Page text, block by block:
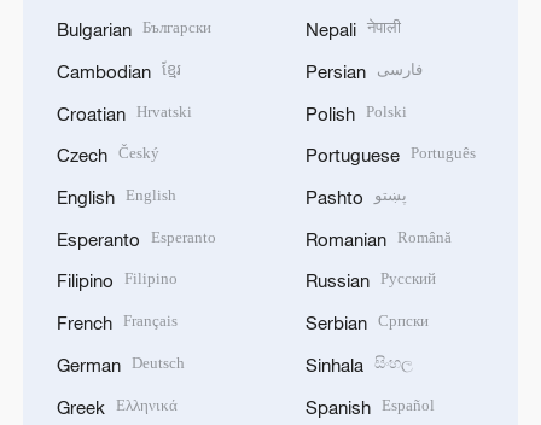
Bulgarian Български
Cambodian ខ្មែរ
Croatian Hrvatski
Czech Český
English English
Esperanto Esperanto
Filipino Filipino
French Français
German Deutsch
Greek Ελληνικά
Nepali नेपाली
Persian فارسی
Polish Polski
Portuguese Português
Pashto پښتو
Romanian Română
Russian Русский
Serbian Српски
Sinhala සිංහල
Spanish Español